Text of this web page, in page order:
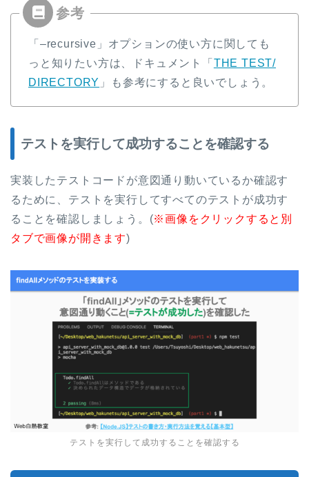
「–recursive」オプションの使い方に関しても
っと知りたい方は、ドキュメント「 THE TEST/
DIRECTORY 」も参考にすると良いでしょう。
テストを実行して成功することを確認する
実装したテストコードが意図通り動いているか確認す
るために、テストを実行してすべてのテストが成功す
ることを確認しましょう。(※画像をクリックすると別
タブで画像が開きます)
テストを実行して成功することを確認する